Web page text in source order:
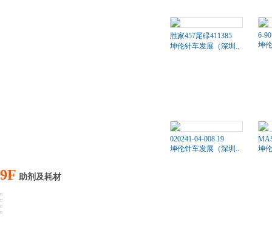
胜家457尾碌411385
坤伦针车发展（深圳..
6-90
坤
020241-04-008 19
坤伦针车发展（深圳..
坤
9F 助剂及耗材